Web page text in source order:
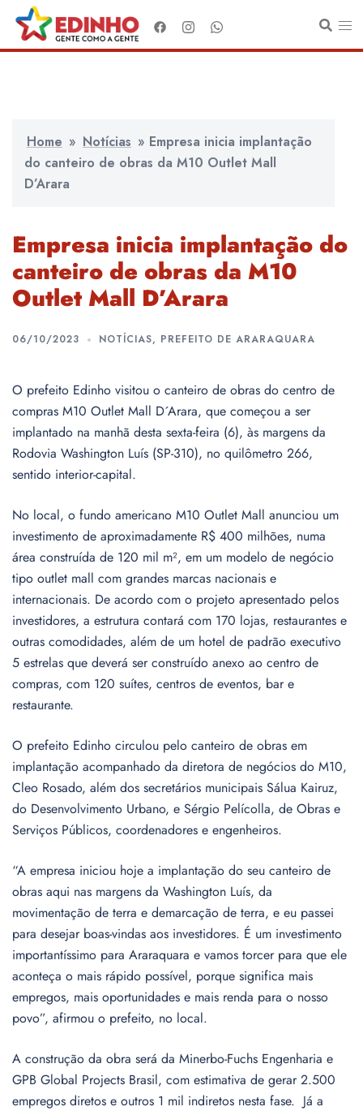
para
o
Home » Notícias » Empresa inicia implantação
do canteiro de obras da M10 Outlet Mall
D’Arara
Empresa inicia implantação do
canteiro de obras da M10
Outlet Mall D’Arara
06/10/2023 NOTÍCIAS, PREFEITO DE ARARAQUARA
O prefeito Edinho visitou o canteiro de obras do centro de
compras M10 Outlet Mall D´Arara, que começou a ser
implantado na manhã desta sexta-feira (6), às margens da
Rodovia Washington Luís (SP-310), no quilômetro 266,
sentido interior-capital.
No local, o fundo americano M10 Outlet Mall anunciou um
investimento de aproximadamente R$ 400 milhões, numa
área construída de 120 mil m², em um modelo de negócio
tipo outlet mall com grandes marcas nacionais e
internacionais. De acordo com o projeto apresentado pelos
investidores, a estrutura contará com 170 lojas, restaurantes e
outras comodidades, além de um hotel de padrão executivo
5 estrelas que deverá ser construído anexo ao centro de
compras, com 120 suítes, centros de eventos, bar e
restaurante.
O prefeito Edinho circulou pelo canteiro de obras em
implantação acompanhado da diretora de negócios do M10,
Cleo Rosado, além dos secretários municipais Sálua Kairuz,
do Desenvolvimento Urbano, e Sérgio Pelícolla, de Obras e
Serviços Públicos, coordenadores e engenheiros.
“A empresa iniciou hoje a implantação do seu canteiro de
obras aqui nas margens da Washington Luís, da
movimentação de terra e demarcação de terra, e eu passei
para desejar boas-vindas aos investidores. É um investimento
importantíssimo para Araraquara e vamos torcer para que ele
aconteça o mais rápido possível, porque significa mais
empregos, mais oportunidades e mais renda para o nosso
povo”, afirmou o prefeito, no local.
A construção da obra será da Minerbo-Fuchs Engenharia e
GPB Global Projects Brasil, com estimativa de gerar 2.500
empregos diretos e outros 1 mil indiretos nesta fase. Já a